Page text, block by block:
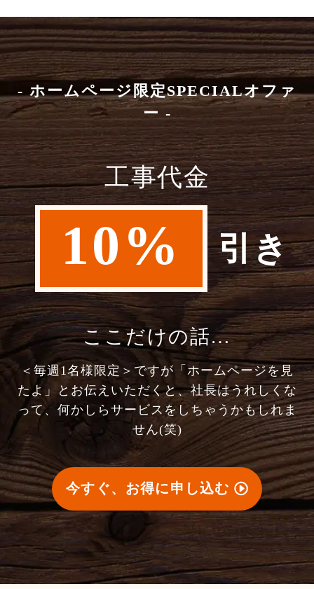
- ホームページ限定SPECIALオファ
ー -
工事代金
10% 引き
ここだけの話…
＜毎週1名様限定＞ですが「ホームページを見
たよ」とお伝えいただくと、社長はうれしくな
って、何かしらサービスをしちゃうかもしれま
せん(笑)
今すぐ、お得に申し込む